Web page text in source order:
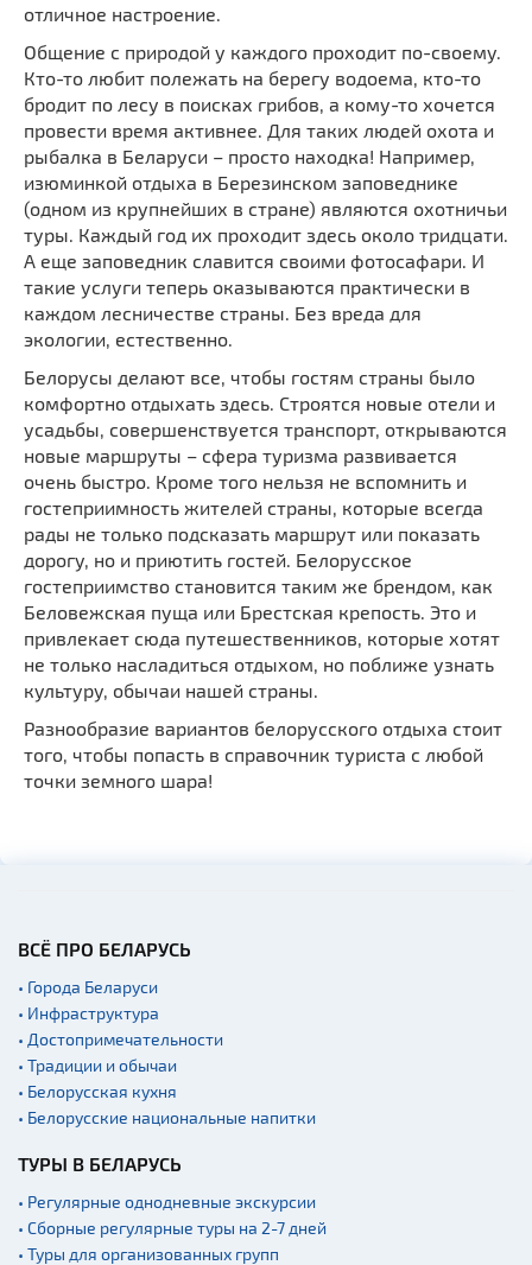
отличное настроение.
Общение с природой у каждого проходит по-своему.
Кто-то любит полежать на берегу водоема, кто-то
бродит по лесу в поисках грибов, а кому-то хочется
провести время активнее. Для таких людей охота и
рыбалка в Беларуси – просто находка! Например,
изюминкой отдыха в Березинском заповеднике
(одном из крупнейших в стране) являются охотничьи
туры. Каждый год их проходит здесь около тридцати.
А еще заповедник славится своими фотосафари. И
такие услуги теперь оказываются практически в
каждом лесничестве страны. Без вреда для
экологии, естественно.
Белорусы делают все, чтобы гостям страны было
комфортно отдыхать здесь. Строятся новые отели и
усадьбы, совершенствуется транспорт, открываются
новые маршруты – сфера туризма развивается
очень быстро. Кроме того нельзя не вспомнить и
гостеприимность жителей страны, которые всегда
рады не только подсказать маршрут или показать
дорогу, но и приютить гостей. Белорусское
гостеприимство становится таким же брендом, как
Беловежская пуща или Брестская крепость. Это и
привлекает сюда путешественников, которые хотят
не только насладиться отдыхом, но поближе узнать
культуру, обычаи нашей страны.
Разнообразие вариантов белорусского отдыха стоит
того, чтобы попасть в справочник туриста с любой
точки земного шара!
ВСЁ ПРО БЕЛАРУСЬ
• Города Беларуси
• Инфраструктура
• Достопримечательности
• Традиции и обычаи
• Белорусская кухня
• Белорусские национальные напитки
ТУРЫ В БЕЛАРУСЬ
• Регулярные однодневные экскурсии
• Сборные регулярные туры на 2-7 дней
• Туры для организованных групп